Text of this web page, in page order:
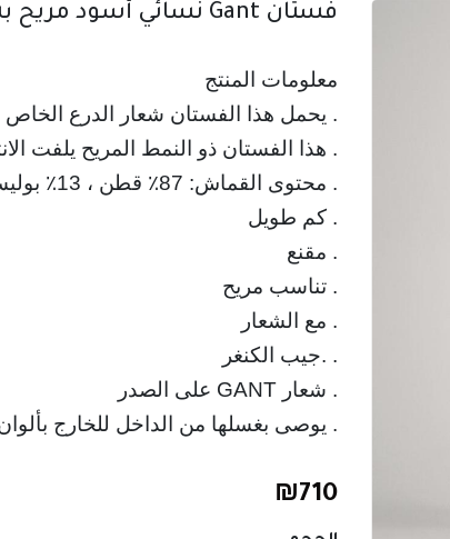
فستان Gant نسائي أسود مريح بشعار بأكمام طويلة
. يحمل هذا الفستان شعار الدرع الخاص
. يوصى بغسلها من الداخل للخارج
₪710